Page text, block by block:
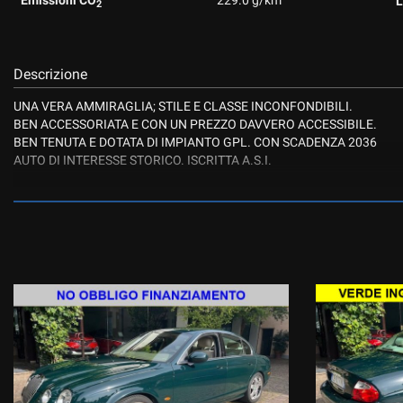
2
Descrizione
UNA VERA AMMIRAGLIA; STILE E CLASSE INCONFONDIBILI.
BEN ACCESSORIATA E CON UN PREZZO DAVVERO ACCESSIBILE.
BEN TENUTA E DOTATA DI IMPIANTO GPL. CON SCADENZA 2036
AUTO DI INTERESSE STORICO. ISCRITTA A.S.I.
AUTOZEN SRL Via Roma 72 36027 Rosà (VI) (siamo a 5 KM da